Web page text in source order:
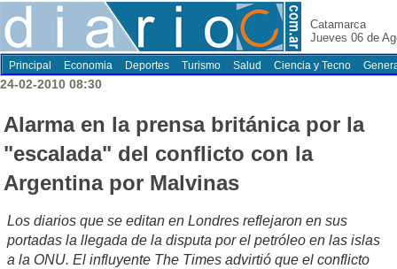
Catamarca
Jueves 06 de
Principal Economia Deportes Turismo Salud Ciencia y Tecno
24-02-2010 08:30
Alarma en la prensa británica por la
"escalada" del conflicto con la
Argentina por Malvinas
Los diarios que se editan en Londres reflejaron en sus
portadas la llegada de la disputa por el petróleo en las islas
a la ONU. El influyente The Times advirtió que el conflicto